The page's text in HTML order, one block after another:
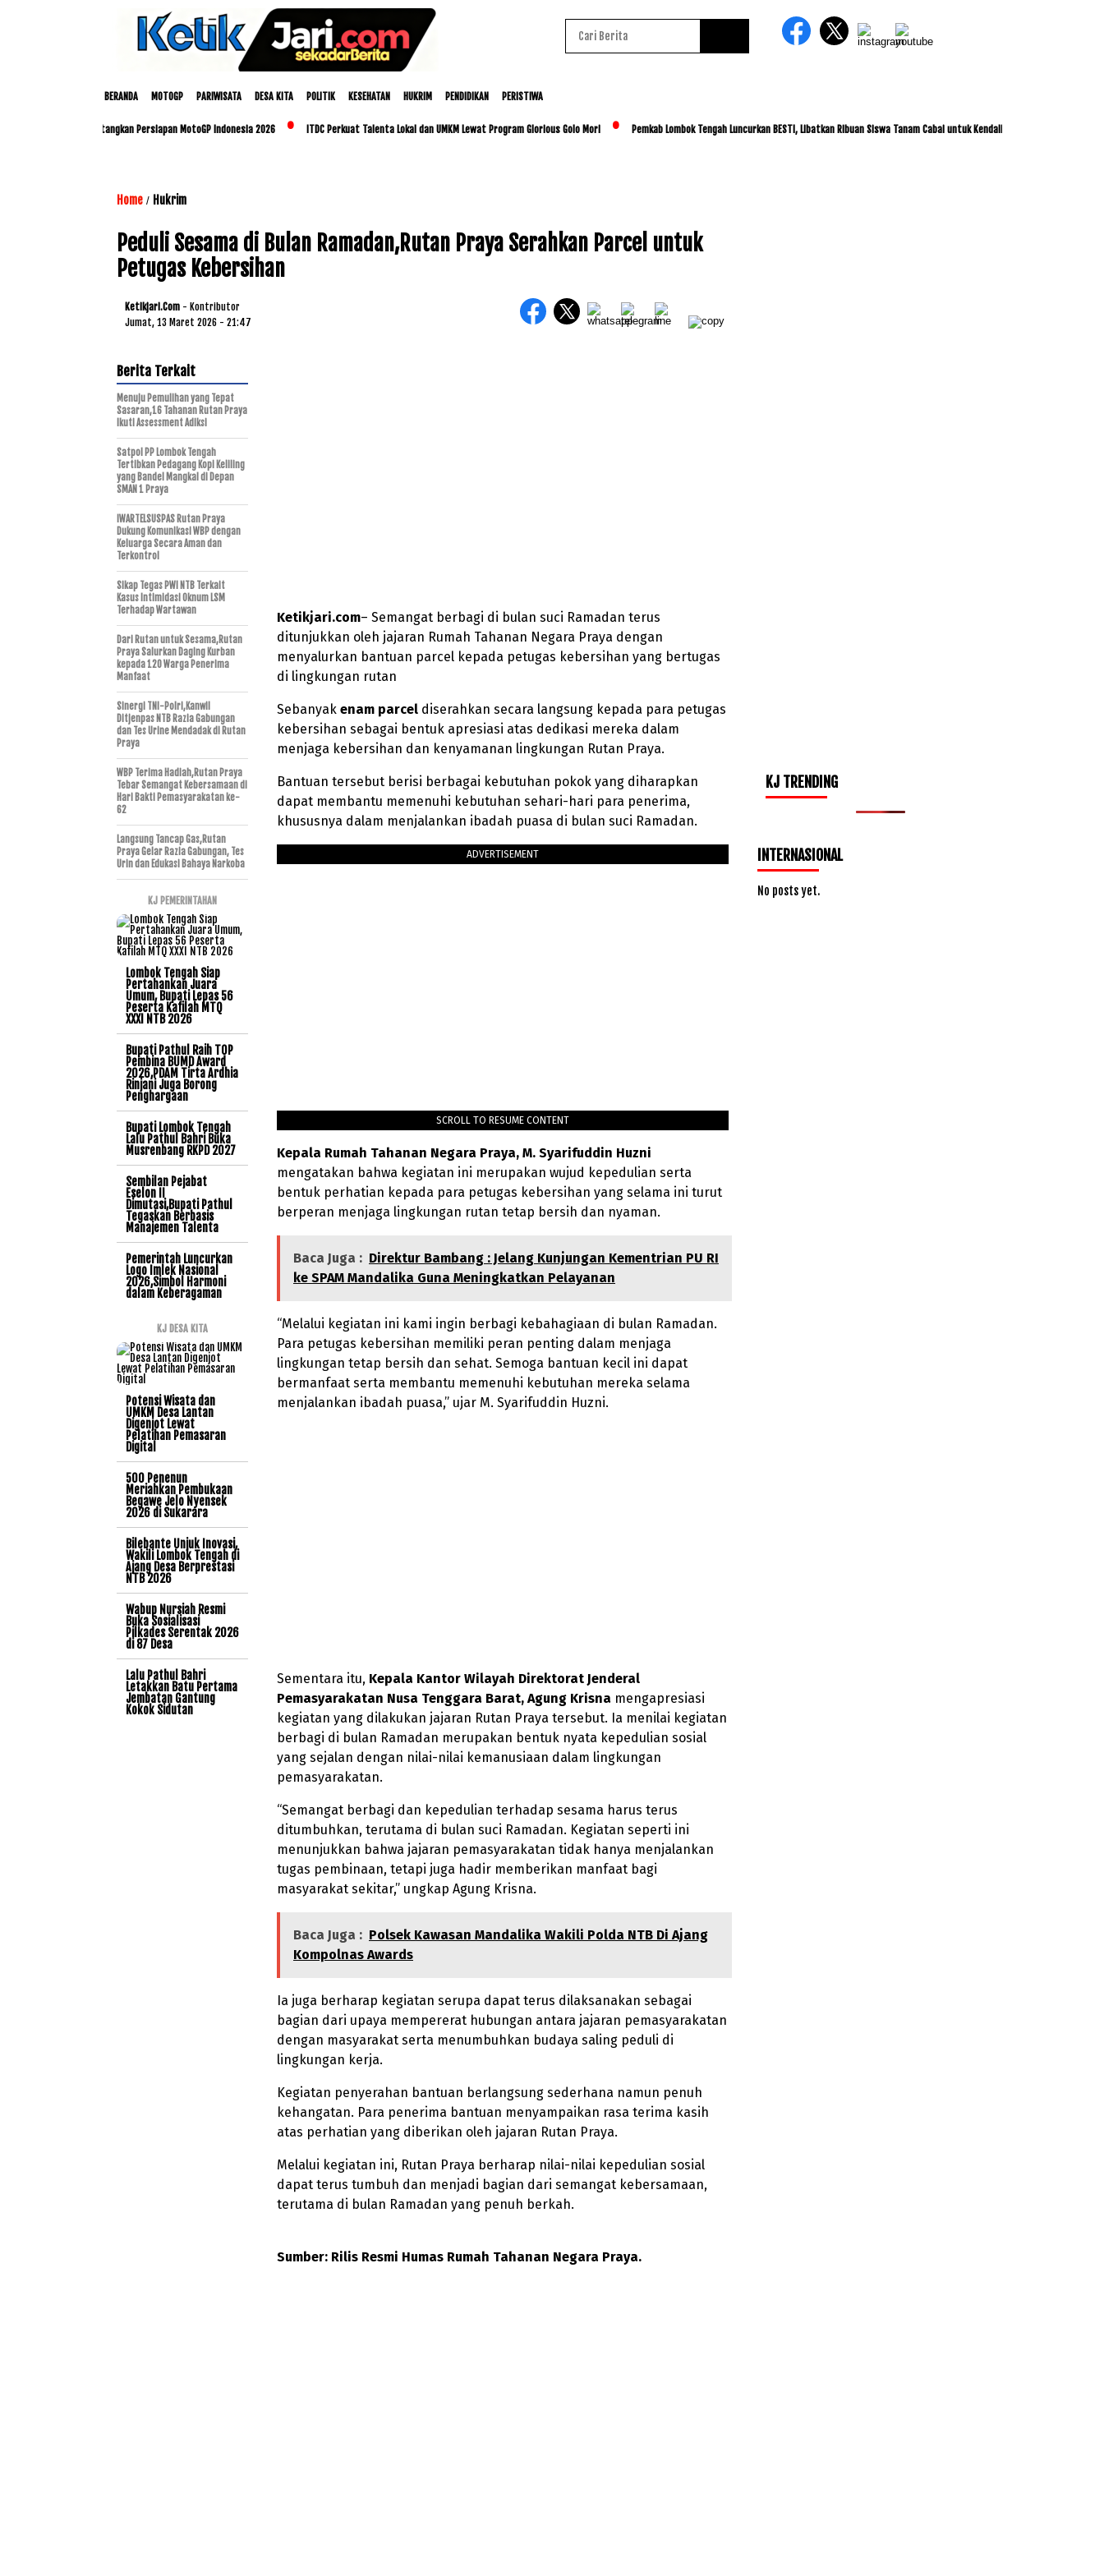
BERANDA MOTOGP PARIWISATA DESA KITA POLITIK KESEHATAN HUKRIM PENDIDIKAN PERISTIWA
Polda NTB Matangkan Persiapan MotoGP Indonesia 2026 ITDC Perkuat Talenta Lokal dan UMKM Lewat Program Glorious Golo Mori Pemkab Lombok Tengah Luncurkan BESTI, Libatkan Ribuan Siswa Tanam Cabai untuk Kendalikan Inflasi
Home / Hukrim
Peduli Sesama di Bulan Ramadan,Rutan Praya Serahkan Parcel untuk
Petugas Kebersihan
Ketikjari.com - Kontributor
Jumat, 13 Maret 2026 - 21:47
Ketikjari.com– Semangat berbagi di bulan suci Ramadan terus
ditunjukkan oleh jajaran Rumah Tahanan Negara Praya dengan
menyalurkan bantuan parcel kepada petugas kebersihan yang bertugas
di lingkungan rutan
Sebanyak enam parcel diserahkan secara langsung kepada para petugas
kebersihan sebagai bentuk apresiasi atas dedikasi mereka dalam
menjaga kebersihan dan kenyamanan lingkungan Rutan Praya.
Bantuan tersebut berisi berbagai kebutuhan pokok yang diharapkan
dapat membantu memenuhi kebutuhan sehari-hari para penerima,
khususnya dalam menjalankan ibadah puasa di bulan suci Ramadan.
ADVERTISEMENT
SCROLL TO RESUME CONTENT
Kepala Rumah Tahanan Negara Praya, M. Syarifuddin Huzni
mengatakan bahwa kegiatan ini merupakan wujud kepedulian serta
bentuk perhatian kepada para petugas kebersihan yang selama ini turut
berperan menjaga lingkungan rutan tetap bersih dan nyaman.
Baca Juga : Direktur Bambang : Jelang Kunjungan Kementrian PU RI
ke SPAM Mandalika Guna Meningkatkan Pelayanan
“Melalui kegiatan ini kami ingin berbagi kebahagiaan di bulan Ramadan.
Para petugas kebersihan memiliki peran penting dalam menjaga
lingkungan tetap bersih dan sehat. Semoga bantuan kecil ini dapat
bermanfaat serta membantu memenuhi kebutuhan mereka selama
menjalankan ibadah puasa,” ujar M. Syarifuddin Huzni.
Sementara itu, Kepala Kantor Wilayah Direktorat Jenderal
Pemasyarakatan Nusa Tenggara Barat, Agung Krisna mengapresiasi
kegiatan yang dilakukan jajaran Rutan Praya tersebut. Ia menilai kegiatan
berbagi di bulan Ramadan merupakan bentuk nyata kepedulian sosial
yang sejalan dengan nilai-nilai kemanusiaan dalam lingkungan
pemasyarakatan.
“Semangat berbagi dan kepedulian terhadap sesama harus terus
ditumbuhkan, terutama di bulan suci Ramadan. Kegiatan seperti ini
menunjukkan bahwa jajaran pemasyarakatan tidak hanya menjalankan
tugas pembinaan, tetapi juga hadir memberikan manfaat bagi
masyarakat sekitar,” ungkap Agung Krisna.
Baca Juga : Polsek Kawasan Mandalika Wakili Polda NTB Di Ajang
Kompolnas Awards
Ia juga berharap kegiatan serupa dapat terus dilaksanakan sebagai
bagian dari upaya mempererat hubungan antara jajaran pemasyarakatan
dengan masyarakat serta menumbuhkan budaya saling peduli di
lingkungan kerja.
Kegiatan penyerahan bantuan berlangsung sederhana namun penuh
kehangatan. Para penerima bantuan menyampaikan rasa terima kasih
atas perhatian yang diberikan oleh jajaran Rutan Praya.
Melalui kegiatan ini, Rutan Praya berharap nilai-nilai kepedulian sosial
dapat terus tumbuh dan menjadi bagian dari semangat kebersamaan,
terutama di bulan Ramadan yang penuh berkah.
Sumber: Rilis Resmi Humas Rumah Tahanan Negara Praya.
Berita Terkait
Menuju Pemulihan yang Tepat
Sasaran,16 Tahanan Rutan Praya
Ikuti Assessment Adiksi
Satpol PP Lombok Tengah
Tertibkan Pedagang Kopi Keliling
yang Bandel Mangkal di Depan
SMAN 1 Praya
IWARTELSUSPAS Rutan Praya
Dukung Komunikasi WBP dengan
Keluarga Secara Aman dan
Terkontrol
Sikap Tegas PWI NTB Terkait
Kasus Intimidasi Oknum LSM
Terhadap Wartawan
Dari Rutan untuk Sesama,Rutan
Praya Salurkan Daging Kurban
kepada 120 Warga Penerima
Manfaat
Sinergi TNI-Polri,Kanwil
Ditjenpas NTB Razia Gabungan
dan Tes Urine Mendadak di Rutan
Praya
WBP Terima Hadiah,Rutan Praya
Tebar Semangat Kebersamaan di
Hari Bakti Pemasyarakatan ke-
62
Langsung Tancap Gas,Rutan
Praya Gelar Razia Gabungan, Tes
Urin dan Edukasi Bahaya Narkoba
KJ PEMERINTAHAN
Lombok Tengah Siap
Pertahankan Juara
Umum, Bupati Lepas 56
Peserta Kafilah MTQ
XXXI NTB 2026
Bupati Pathul Raih TOP
Pembina BUMD Award
2026,PDAM Tirta Ardhia
Rinjani Juga Borong
Penghargaan
Bupati Lombok Tengah
Lalu Pathul Bahri Buka
Musrenbang RKPD 2027
Sembilan Pejabat
Eselon II
Dimutasi,Bupati Pathul
Tegaskan Berbasis
Manajemen Talenta
Pemerintah Luncurkan
Logo Imlek Nasional
2026,Simbol Harmoni
dalam Keberagaman
KJ DESA KITA
Potensi Wisata dan
UMKM Desa Lantan
Digenjot Lewat
Pelatihan Pemasaran
Digital
500 Penenun
Meriahkan Pembukaan
Begawe Jelo Nyensek
2026 di Sukarara
Bilebante Unjuk Inovasi,
Wakili Lombok Tengah di
Ajang Desa Berprestasi
NTB 2026
Wabup Nursiah Resmi
Buka Sosialisasi
Pilkades Serentak 2026
di 87 Desa
Lalu Pathul Bahri
Letakkan Batu Pertama
Jembatan Gantung
Kokok Sidutan
KJ TRENDING
INTERNASIONAL
No posts yet.